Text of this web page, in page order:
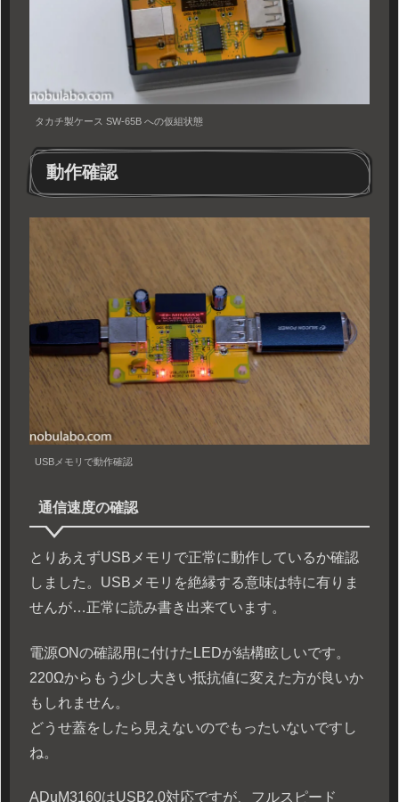
タカチ製ケース SW-65B への仮組状態
動作確認
USBメモリで動作確認
通信速度の確認
とりあえずUSBメモリで正常に動作しているか確認
しました。USBメモリを絶縁する意味は特に有りま
せんが…正常に読み書き出来ています。
電源ONの確認用に付けたLEDが結構眩しいです。
220Ωからもう少し大きい抵抗値に変えた方が良いか
もしれません。
どうせ蓋をしたら見えないのでもったいないですし
ね。
ADuM3160はUSB2.0対応ですが、フルスピード